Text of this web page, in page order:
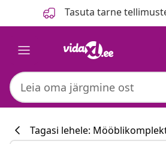
Tasuta tarne
Tagasi lehele: